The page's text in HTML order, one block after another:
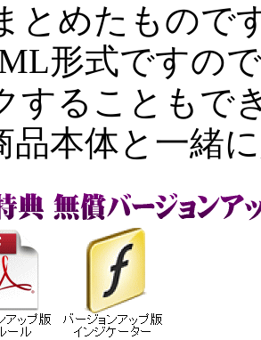
とめたもので
形式ですの
することもで
品本体と一緒